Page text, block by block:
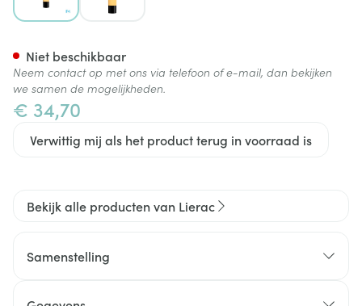
€ 34,70
Verwittig mij als het product terug in voorraad is
Niet beschikbaar
Neem contact op met ons via telefoon of e-mail, dan bekijken
we samen de mogelijkheden.
Bekijk alle producten van Lierac
Samenstelling